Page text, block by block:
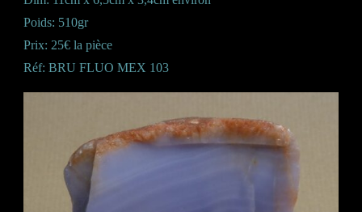
Poids: 510gr
Prix: 25€ la pièce
Réf: BRU FLUO MEX 103